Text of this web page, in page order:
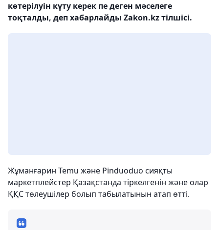
көтерілуін күту керек пе деген мәселеге
тоқталды, деп хабарлайды Zakon.kz тілшісі.
Жұманғарин Temu және Pinduoduo сияқты
маркетплейстер Қазақстанда тіркелгенін және олар
ҚҚС төлеушілер болып табылатынын атап өтті.